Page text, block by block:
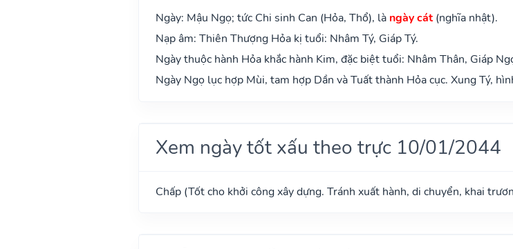
Ngày: Mậu Ngọ; tức Chi sinh Can (Hỏa, Thổ), là ngày cát(nghĩa nhật).
Nạp âm: Thiên Thượng Hỏa kị tuổi: Nhâm Tý, Giáp Tý.
Ngày thuộc hành Hỏa khắc hành Kim, đặc biệt tuổi: Nhâm Thân, Giáp
Ngày Ngọ lục hợp Mùi, tam hợp Dần và Tuất thành Hỏa cục. Xung Tý,
Xem ngày tốt xấu theo trực 10/01/2044
Chấp (Tốt cho khởi công xây dựng. Tránh xuất hành, di chuyển, khai